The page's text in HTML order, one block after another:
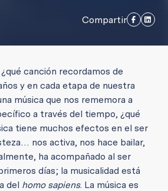
Compartir
canción recordamos de
y en cada etapa de nuestra
música que nos rememora a
a través del tiempo, ¿qué
tiene muchos efectos en el ser
nos activa, nos hace bailar,
ha acompañado al ser
días; la musicalidad está
del homo sapiens. La música es